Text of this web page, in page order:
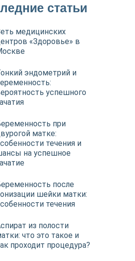
статьи
медицинских
«Здоровье» в
эндометрий и
успешного
при
матке:
течения и
на успешное
после
шейки матки:
течения
из полости
что это такое и
проходит процедура?